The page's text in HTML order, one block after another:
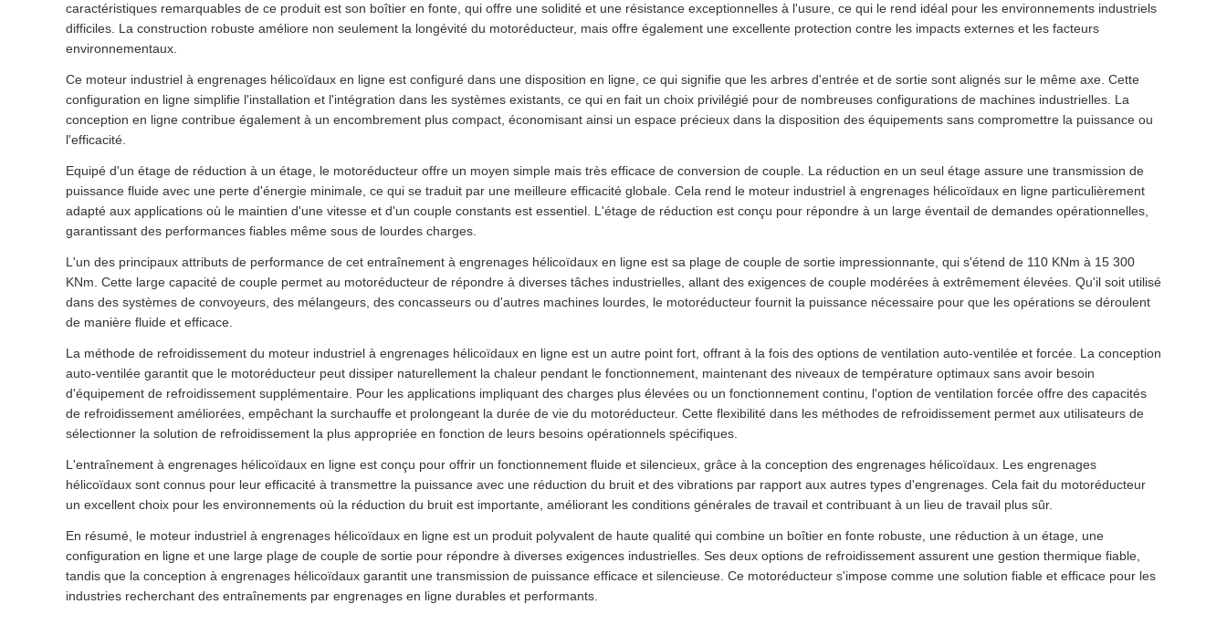
caractéristiques remarquables de ce produit est son boîtier en fonte, qui offre une solidité et une résistance exceptionnelles à l'usure, ce qui le rend idéal pour les environnements industriels
difficiles. La construction robuste améliore non seulement la longévité du motoréducteur, mais offre également une excellente protection contre les impacts externes et les facteurs
environnementaux.
Ce moteur industriel à engrenages hélicoïdaux en ligne est configuré dans une disposition en ligne, ce qui signifie que les arbres d'entrée et de sortie sont alignés sur le même axe. Cette
configuration en ligne simplifie l'installation et l'intégration dans les systèmes existants, ce qui en fait un choix privilégié pour de nombreuses configurations de machines industrielles. La
conception en ligne contribue également à un encombrement plus compact, économisant ainsi un espace précieux dans la disposition des équipements sans compromettre la puissance ou
l'efficacité.
Equipé d'un étage de réduction à un étage, le motoréducteur offre un moyen simple mais très efficace de conversion de couple. La réduction en un seul étage assure une transmission de
puissance fluide avec une perte d'énergie minimale, ce qui se traduit par une meilleure efficacité globale. Cela rend le moteur industriel à engrenages hélicoïdaux en ligne particulièrement
adapté aux applications où le maintien d'une vitesse et d'un couple constants est essentiel. L'étage de réduction est conçu pour répondre à un large éventail de demandes opérationnelles,
garantissant des performances fiables même sous de lourdes charges.
L'un des principaux attributs de performance de cet entraînement à engrenages hélicoïdaux en ligne est sa plage de couple de sortie impressionnante, qui s'étend de 110 KNm à 15 300
KNm. Cette large capacité de couple permet au motoréducteur de répondre à diverses tâches industrielles, allant des exigences de couple modérées à extrêmement élevées. Qu'il soit utilisé
dans des systèmes de convoyeurs, des mélangeurs, des concasseurs ou d'autres machines lourdes, le motoréducteur fournit la puissance nécessaire pour que les opérations se déroulent
de manière fluide et efficace.
La méthode de refroidissement du moteur industriel à engrenages hélicoïdaux en ligne est un autre point fort, offrant à la fois des options de ventilation auto-ventilée et forcée. La conception
auto-ventilée garantit que le motoréducteur peut dissiper naturellement la chaleur pendant le fonctionnement, maintenant des niveaux de température optimaux sans avoir besoin
d'équipement de refroidissement supplémentaire. Pour les applications impliquant des charges plus élevées ou un fonctionnement continu, l'option de ventilation forcée offre des capacités
de refroidissement améliorées, empêchant la surchauffe et prolongeant la durée de vie du motoréducteur. Cette flexibilité dans les méthodes de refroidissement permet aux utilisateurs de
sélectionner la solution de refroidissement la plus appropriée en fonction de leurs besoins opérationnels spécifiques.
L'entraînement à engrenages hélicoïdaux en ligne est conçu pour offrir un fonctionnement fluide et silencieux, grâce à la conception des engrenages hélicoïdaux. Les engrenages
hélicoïdaux sont connus pour leur efficacité à transmettre la puissance avec une réduction du bruit et des vibrations par rapport aux autres types d'engrenages. Cela fait du motoréducteur
un excellent choix pour les environnements où la réduction du bruit est importante, améliorant les conditions générales de travail et contribuant à un lieu de travail plus sûr.
En résumé, le moteur industriel à engrenages hélicoïdaux en ligne est un produit polyvalent de haute qualité qui combine un boîtier en fonte robuste, une réduction à un étage, une
configuration en ligne et une large plage de couple de sortie pour répondre à diverses exigences industrielles. Ses deux options de refroidissement assurent une gestion thermique fiable,
tandis que la conception à engrenages hélicoïdaux garantit une transmission de puissance efficace et silencieuse. Ce motoréducteur s'impose comme une solution fiable et efficace pour les
industries recherchant des entraînements par engrenages en ligne durables et performants.